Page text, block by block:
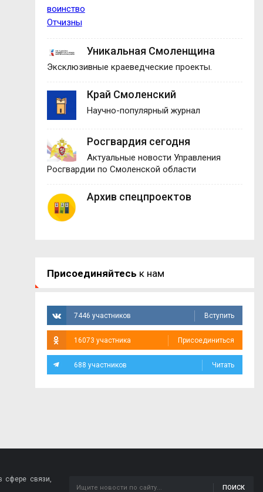
Уникальная Смоленщина
Эксклюзивные краеведческие проекты.
Край Смоленский
Научно-популярный журнал
Росгвардия сегодня
Актуальные новости Управления
Росгвардии по Смоленской области
Архив спецпроектов
Присоединяйтесь к нам
7446 участников Вступить
16073 участника Присоединиться
688 участников Читать
сфере связи,
ПОИСК